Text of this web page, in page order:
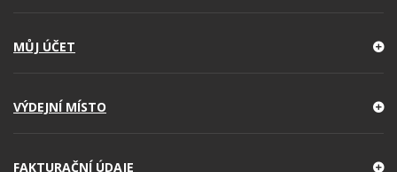
MŮJ ÚČET
VÝDEJNÍ MÍSTO
FAKTURAČNÍ ÚDAJE